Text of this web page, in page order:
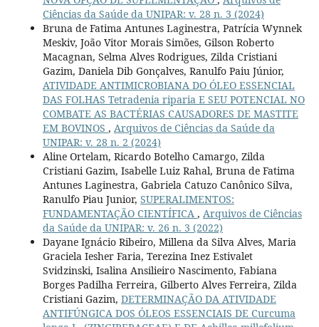
Ciências da Saúde da UNIPAR: v. 28 n. 3 (2024)
Bruna de Fatima Antunes Laginestra, Patrícia Wynnek
Meskiv, João Vitor Morais Simões, Gilson Roberto
Macagnan, Selma Alves Rodrigues, Zilda Cristiani
Gazim, Daniela Dib Gonçalves, Ranulfo Paiu Júnior,
ATIVIDADE ANTIMICROBIANA DO ÓLEO ESSENCIAL
DAS FOLHAS Tetradenia riparia E SEU POTENCIAL NO
COMBATE AS BACTÉRIAS CAUSADORES DE MASTITE
EM BOVINOS , Arquivos de Ciências da Saúde da
UNIPAR: v. 28 n. 2 (2024)
Aline Ortelam, Ricardo Botelho Camargo, Zilda
Cristiani Gazim, Isabelle Luiz Rahal, Bruna de Fatima
Antunes Laginestra, Gabriela Catuzo Canônico Silva,
Ranulfo Piau Junior, SUPERALIMENTOS:
FUNDAMENTAÇÃO CIENTÍFICA , Arquivos de Ciências
da Saúde da UNIPAR: v. 26 n. 3 (2022)
Dayane Ignácio Ribeiro, Millena da Silva Alves, Maria
Graciela Iesher Faria, Terezina Inez Estivalet
Svidzinski, Isalina Ansilieiro Nascimento, Fabiana
Borges Padilha Ferreira, Gilberto Alves Ferreira, Zilda
Cristiani Gazim, DETERMINAÇÃO DA ATIVIDADE
ANTIFÚNGICA DOS ÓLEOS ESSENCIAIS DE Curcuma